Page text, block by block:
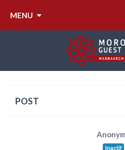
MENU
CHERCHE TV
POST
Inactif